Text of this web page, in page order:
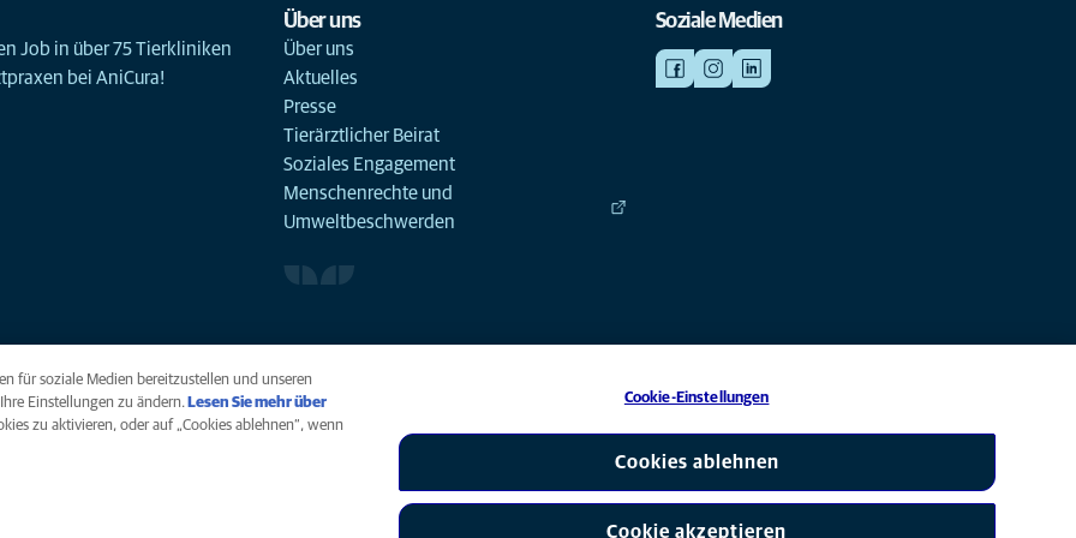
Job in über 75 Tierkliniken
bei AniCura!
Über uns
Über uns
Aktuelles
Presse
Tierärztlicher Beirat
Soziales Engagement
Menschenrechte und
Umweltbeschwerden
Soziale Medien
AniCura ist eine Tochtergesellschaft von Mars, Inc © 2026
für soziale Medien bereitzustellen und unseren
Einstellungen zu ändern. Lesen Sie mehr über
zu aktivieren, oder auf „Cookies ablehnen“, wenn
Cookie-Einstellungen
Cookies ablehnen
Cookie akzeptieren